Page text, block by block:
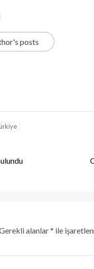
posts
alanlar* ile